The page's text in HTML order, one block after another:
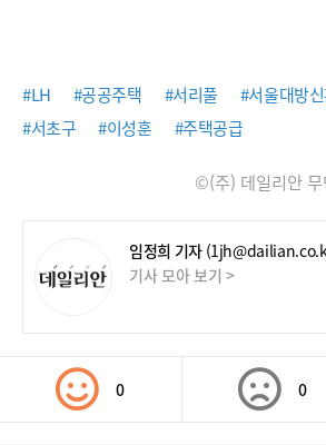
#LH #공공주택 #서리풀
#서울대방
#서초구
#이성훈 #주택공급
©(주) 데일리안 무
임정희 기자
기사 모아 보기 >
0 0